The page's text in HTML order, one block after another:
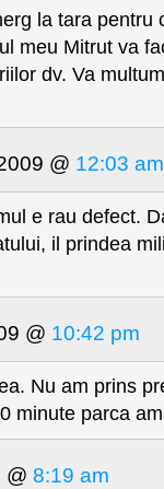
la tara pentru
meu Mitrut va
dv. Va
@ 12:03 am
e rau defect.
il prindea
@ 10:42 pm
Nu am prins
minute parca
@ 8:19 am